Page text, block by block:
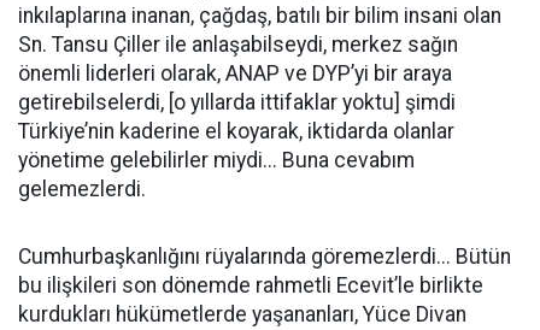
inkılaplarına inanan, çağdaş, batılı bir bilim insani olan
Sn. Tansu Çiller ile anlaşabilseydi, merkez sağın
önemli liderleri olarak, ANAP ve DYP’yi bir araya
getirebilselerdi, [o yıllarda ittifaklar yoktu] şimdi
Türkiye’nin kaderine el koyarak, iktidarda olanlar
yönetime gelebilirler miydi... Buna cevabım
gelemezlerdi.
Cumhurbaşkanlığını rüyalarında göremezlerdi... Bütün
bu ilişkileri son dönemde rahmetli Ecevit’le birlikte
kurdukları hükümetlerde yaşananları, Yüce Divan